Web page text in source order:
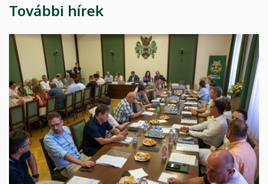
További hírek